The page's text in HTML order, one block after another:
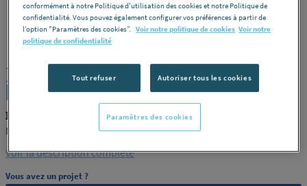
MACEPLAST REF : 290QJ
JONC PTFE VIERGE 45 MACEPLAST
[MACEPLAST 43]
MACEPLAST MACEPLAST 43
MACEPLAST [MACEPLAST 43]
Voir la description complète
Vous avez un projet ?
conformément à notre Politique d'utilisation des cookies et notre Politique de
confidentialité. Vous pouvez également configurer vos préférences à partir de
l’option "Paramètres des cookies”. Voir notre politique de cookies Voir notre
politique de confidentialité
Tout refuser Autoriser tous les cookies
Paramètres des cookies